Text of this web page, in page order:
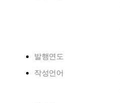
발행연도
작성언어